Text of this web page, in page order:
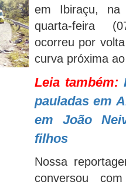
em Ibiraçu, na
quarta-feira
ocorreu por
curva próxima
Leia também:
pauladas em
em João
filhos
Nossa
conversou